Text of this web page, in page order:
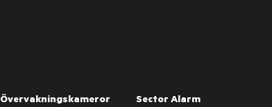
Övervakningskameror Sector Alarm